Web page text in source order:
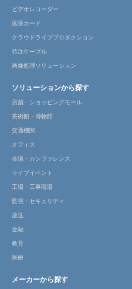
ビデオレコーダー
拡張カード
クラウドライブプロダクション
特注ケーブル
画像処理ソリューション
ソリューションから探す
店舗・ショッピングモール
美術館・博物館
交通機関
オフィス
会議・カンファレンス
ライブイベント
工場・工事現場
監視・セキュリティ
放送
金融
教育
医療
メーカーから探す